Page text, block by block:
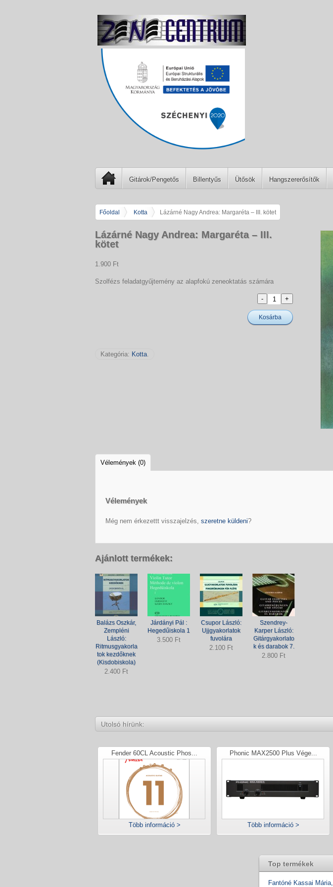
Gitárok/Pengetős Billentyűs Ütősök Hangszererősítők
Főoldal Kotta Lázárné Nagy Andrea: Margaréta – III. kötet
Lázárné Nagy Andrea: Margaréta – III.
kötet
1.900 Ft
Szolfézs feladatgyűjtemény az alapfokú zeneoktatás számára
Kosárba
Kategória: Kotta.
Vélemények (0)
Vélemények
Még nem érkezettt visszajelzés, szeretne küldeni?
Ajánlott termékek:
Balázs Oszkár,
Zempléni
László:
Ritmusgyakorla
tok kezdőknek
(Kisdobiskola)
2.400 Ft
Járdányi Pál :
Hegedűiskola 1
3.500 Ft
Csupor László:
Ujjgyakorlatok
fuvolára
2.100 Ft
Szendrey-
Karper László:
Gitárgyakorlato
k és darabok 7.
2.800 Ft
Utolsó hírünk:
Fender 60CL Acoustic Phos...
Több információ >
Phonic MAX2500 Plus Vége...
Több információ >
Top termékek
Fantóné Kassai Mária,